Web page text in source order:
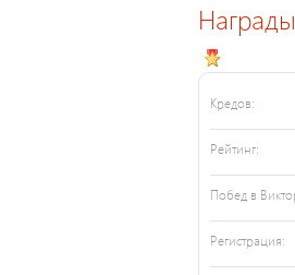
Награды
Кредов:
Рейтинг:
Побед в
Регистрация: